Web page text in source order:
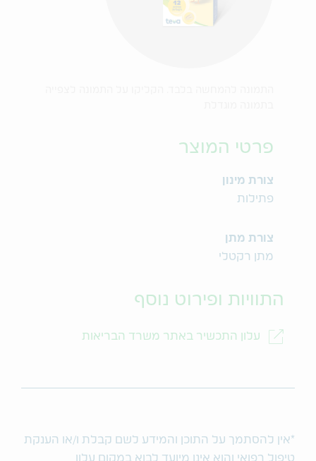
פרטי המוצר
צורת מינון
פתילות
צורת מתן
מתן רקטלי
התוויות ופירוט נוסף
עלון התכשיר באתר משרד הבריאות
*אין להסתמך על התוכן והמידע לשם קבלת ו/או הענקת
טיפול רפואי והוא אינו מיועד לבוא במקום עלון